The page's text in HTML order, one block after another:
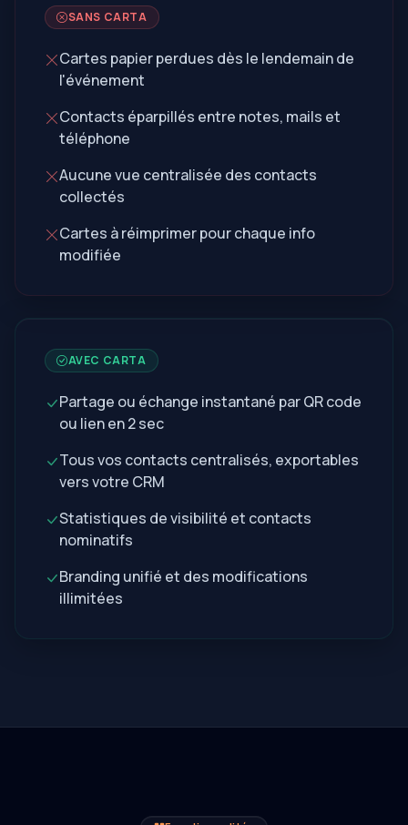
SANS CARTA
Cartes papier perdues dès le lendemain de
l'événement
Contacts éparpillés entre notes, mails et
téléphone
Aucune vue centralisée des contacts
collectés
Cartes à réimprimer pour chaque info
modifiée
AVEC CARTA
Partage ou échange instantané par QR code
ou lien en 2 sec
Tous vos contacts centralisés, exportables
vers votre CRM
Statistiques de visibilité et contacts
nominatifs
Branding unifié et des modifications
illimitées